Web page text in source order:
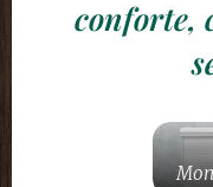
conforte,